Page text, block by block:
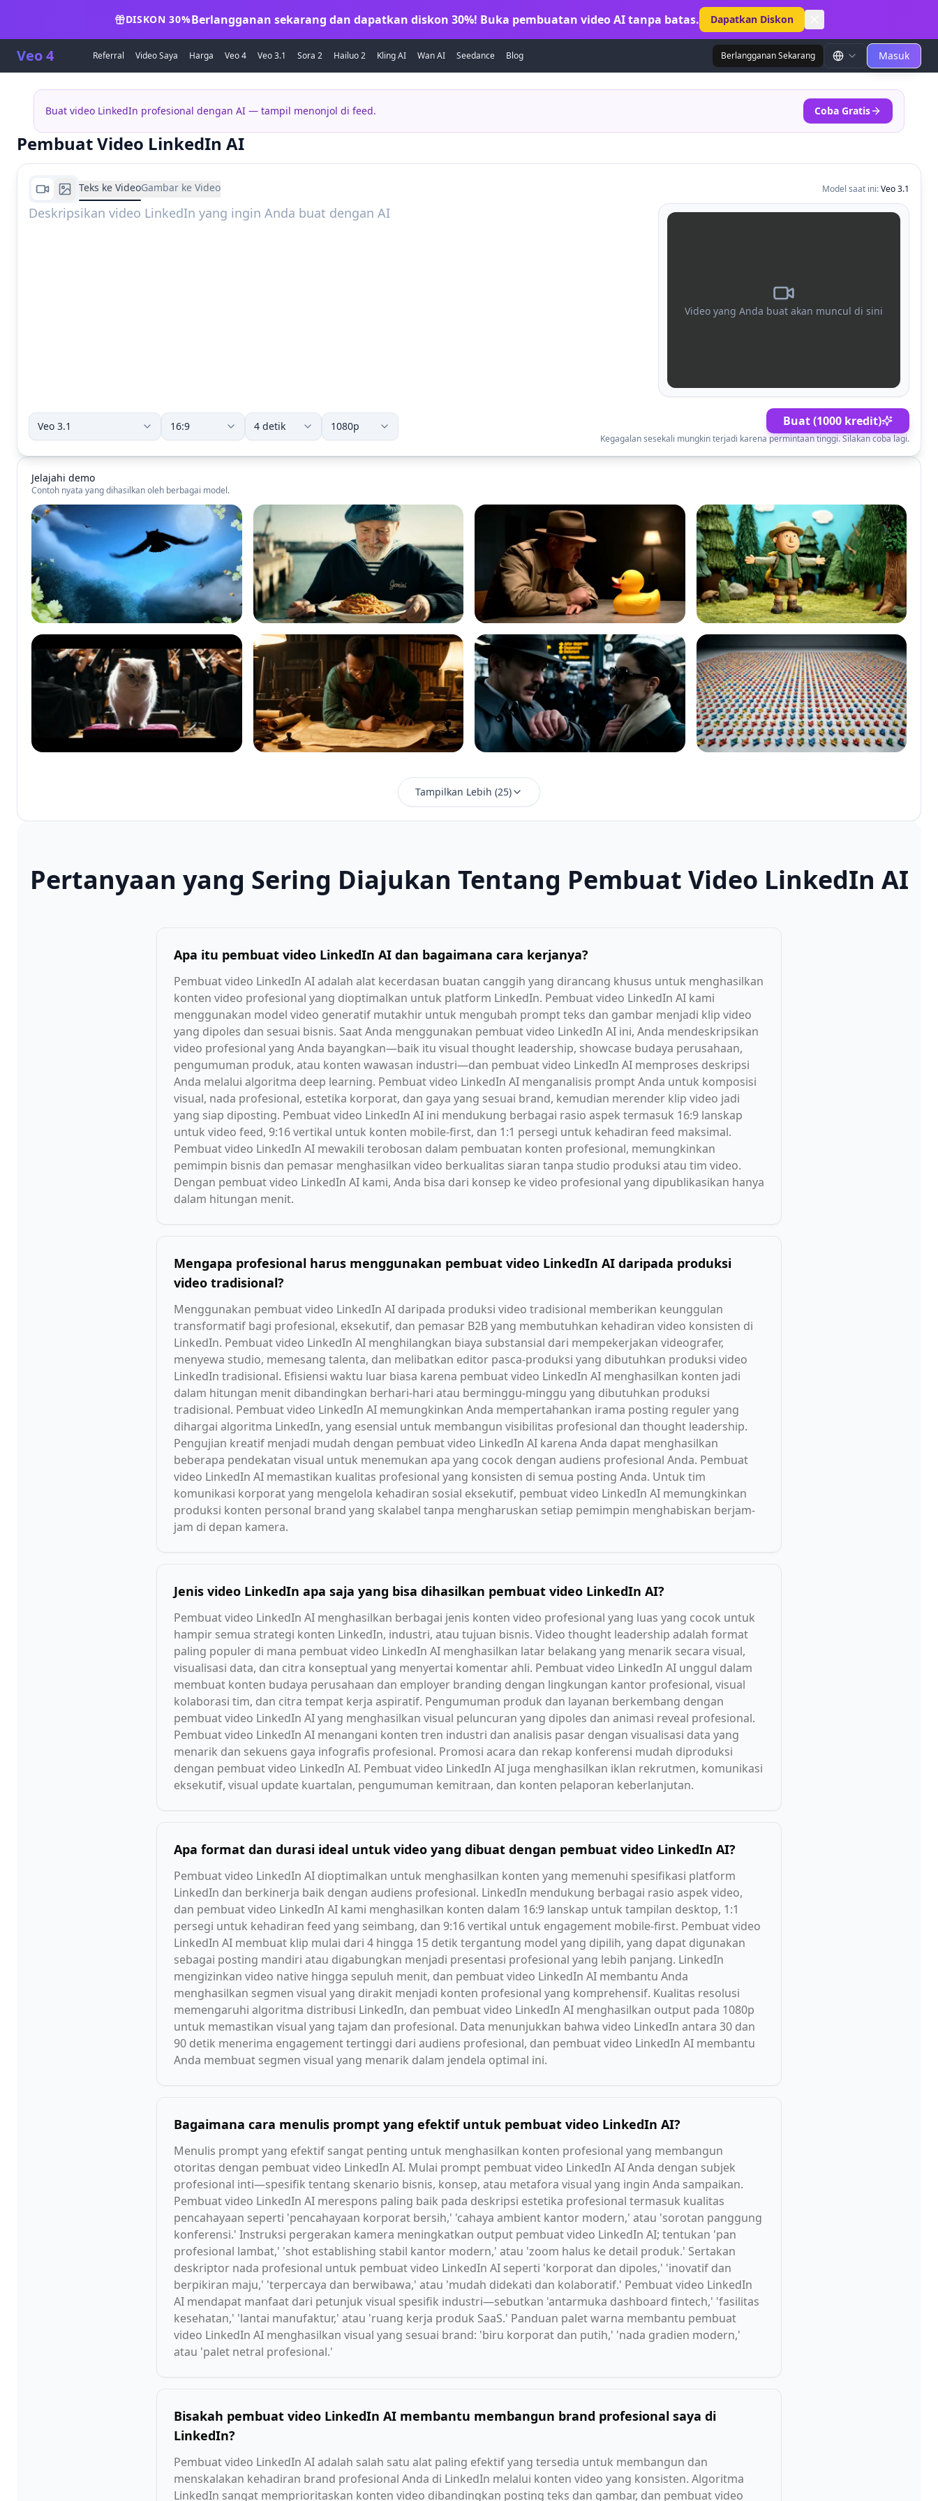
DISKON 30%Berlangganan sekarang dan dapatkan diskon 30%! Buka pembuatan video AI tanpa batas. Dapatkan Diskon
Veo 4 Referral Video Saya Harga Veo 4 Veo 3.1 Sora 2 Hailuo 2 Kling AI Wan AI Seedance Blog Berlangganan Sekarang Masuk
Buat video LinkedIn profesional dengan AI — tampil menonjol di feed. Coba Gratis
Pembuat Video LinkedIn AI
Teks ke VideoGambar ke Video Model saat ini:Veo 3.1
Video yang Anda buat akan muncul di sini
Buat (1000 kredit)
Kegagalan sesekali mungkin terjadi karena permintaan tinggi. Silakan coba lagi.
Jelajahi demo
Contoh nyata yang dihasilkan oleh berbagai model.
Tampilkan Lebih (25)
Pertanyaan yang Sering Diajukan Tentang Pembuat Video LinkedIn AI
Apa itu pembuat video LinkedIn AI dan bagaimana cara kerjanya?
Pembuat video LinkedIn AI adalah alat kecerdasan buatan canggih yang dirancang khusus untuk menghasilkan
konten video profesional yang dioptimalkan untuk platform LinkedIn. Pembuat video LinkedIn AI kami
menggunakan model video generatif mutakhir untuk mengubah prompt teks dan gambar menjadi klip video
yang dipoles dan sesuai bisnis. Saat Anda menggunakan pembuat video LinkedIn AI ini, Anda mendeskripsikan
video profesional yang Anda bayangkan—baik itu visual thought leadership, showcase budaya perusahaan,
pengumuman produk, atau konten wawasan industri—dan pembuat video LinkedIn AI memproses deskripsi
Anda melalui algoritma deep learning. Pembuat video LinkedIn AI menganalisis prompt Anda untuk komposisi
visual, nada profesional, estetika korporat, dan gaya yang sesuai brand, kemudian merender klip video jadi
yang siap diposting. Pembuat video LinkedIn AI ini mendukung berbagai rasio aspek termasuk 16:9 lanskap
untuk video feed, 9:16 vertikal untuk konten mobile-first, dan 1:1 persegi untuk kehadiran feed maksimal.
Pembuat video LinkedIn AI mewakili terobosan dalam pembuatan konten profesional, memungkinkan
pemimpin bisnis dan pemasar menghasilkan video berkualitas siaran tanpa studio produksi atau tim video.
Dengan pembuat video LinkedIn AI kami, Anda bisa dari konsep ke video profesional yang dipublikasikan hanya
dalam hitungan menit.
Mengapa profesional harus menggunakan pembuat video LinkedIn AI daripada produksi
video tradisional?
Menggunakan pembuat video LinkedIn AI daripada produksi video tradisional memberikan keunggulan
transformatif bagi profesional, eksekutif, dan pemasar B2B yang membutuhkan kehadiran video konsisten di
LinkedIn. Pembuat video LinkedIn AI menghilangkan biaya substansial dari mempekerjakan videografer,
menyewa studio, memesang talenta, dan melibatkan editor pasca-produksi yang dibutuhkan produksi video
LinkedIn tradisional. Efisiensi waktu luar biasa karena pembuat video LinkedIn AI menghasilkan konten jadi
dalam hitungan menit dibandingkan berhari-hari atau berminggu-minggu yang dibutuhkan produksi
tradisional. Pembuat video LinkedIn AI memungkinkan Anda mempertahankan irama posting reguler yang
dihargai algoritma LinkedIn, yang esensial untuk membangun visibilitas profesional dan thought leadership.
Pengujian kreatif menjadi mudah dengan pembuat video LinkedIn AI karena Anda dapat menghasilkan
beberapa pendekatan visual untuk menemukan apa yang cocok dengan audiens profesional Anda. Pembuat
video LinkedIn AI memastikan kualitas profesional yang konsisten di semua posting Anda. Untuk tim
komunikasi korporat yang mengelola kehadiran sosial eksekutif, pembuat video LinkedIn AI memungkinkan
produksi konten personal brand yang skalabel tanpa mengharuskan setiap pemimpin menghabiskan berjam-
jam di depan kamera.
Jenis video LinkedIn apa saja yang bisa dihasilkan pembuat video LinkedIn AI?
Pembuat video LinkedIn AI menghasilkan berbagai jenis konten video profesional yang luas yang cocok untuk
hampir semua strategi konten LinkedIn, industri, atau tujuan bisnis. Video thought leadership adalah format
paling populer di mana pembuat video LinkedIn AI menghasilkan latar belakang yang menarik secara visual,
visualisasi data, dan citra konseptual yang menyertai komentar ahli. Pembuat video LinkedIn AI unggul dalam
membuat konten budaya perusahaan dan employer branding dengan lingkungan kantor profesional, visual
kolaborasi tim, dan citra tempat kerja aspiratif. Pengumuman produk dan layanan berkembang dengan
pembuat video LinkedIn AI yang menghasilkan visual peluncuran yang dipoles dan animasi reveal profesional.
Pembuat video LinkedIn AI menangani konten tren industri dan analisis pasar dengan visualisasi data yang
menarik dan sekuens gaya infografis profesional. Promosi acara dan rekap konferensi mudah diproduksi
dengan pembuat video LinkedIn AI. Pembuat video LinkedIn AI juga menghasilkan iklan rekrutmen, komunikasi
eksekutif, visual update kuartalan, pengumuman kemitraan, dan konten pelaporan keberlanjutan.
Apa format dan durasi ideal untuk video yang dibuat dengan pembuat video LinkedIn AI?
Pembuat video LinkedIn AI dioptimalkan untuk menghasilkan konten yang memenuhi spesifikasi platform
LinkedIn dan berkinerja baik dengan audiens profesional. LinkedIn mendukung berbagai rasio aspek video,
dan pembuat video LinkedIn AI kami menghasilkan konten dalam 16:9 lanskap untuk tampilan desktop, 1:1
persegi untuk kehadiran feed yang seimbang, dan 9:16 vertikal untuk engagement mobile-first. Pembuat video
LinkedIn AI membuat klip mulai dari 4 hingga 15 detik tergantung model yang dipilih, yang dapat digunakan
sebagai posting mandiri atau digabungkan menjadi presentasi profesional yang lebih panjang. LinkedIn
mengizinkan video native hingga sepuluh menit, dan pembuat video LinkedIn AI membantu Anda
menghasilkan segmen visual yang dirakit menjadi konten profesional yang komprehensif. Kualitas resolusi
memengaruhi algoritma distribusi LinkedIn, dan pembuat video LinkedIn AI menghasilkan output pada 1080p
untuk memastikan visual yang tajam dan profesional. Data menunjukkan bahwa video LinkedIn antara 30 dan
90 detik menerima engagement tertinggi dari audiens profesional, dan pembuat video LinkedIn AI membantu
Anda membuat segmen visual yang menarik dalam jendela optimal ini.
Bagaimana cara menulis prompt yang efektif untuk pembuat video LinkedIn AI?
Menulis prompt yang efektif sangat penting untuk menghasilkan konten profesional yang membangun
otoritas dengan pembuat video LinkedIn AI. Mulai prompt pembuat video LinkedIn AI Anda dengan subjek
profesional inti—spesifik tentang skenario bisnis, konsep, atau metafora visual yang ingin Anda sampaikan.
Pembuat video LinkedIn AI merespons paling baik pada deskripsi estetika profesional termasuk kualitas
pencahayaan seperti 'pencahayaan korporat bersih,' 'cahaya ambient kantor modern,' atau 'sorotan panggung
konferensi.' Instruksi pergerakan kamera meningkatkan output pembuat video LinkedIn AI; tentukan 'pan
profesional lambat,' 'shot establishing stabil kantor modern,' atau 'zoom halus ke detail produk.' Sertakan
deskriptor nada profesional untuk pembuat video LinkedIn AI seperti 'korporat dan dipoles,' 'inovatif dan
berpikiran maju,' 'terpercaya dan berwibawa,' atau 'mudah didekati dan kolaboratif.' Pembuat video LinkedIn
AI mendapat manfaat dari petunjuk visual spesifik industri—sebutkan 'antarmuka dashboard fintech,' 'fasilitas
kesehatan,' 'lantai manufaktur,' atau 'ruang kerja produk SaaS.' Panduan palet warna membantu pembuat
video LinkedIn AI menghasilkan visual yang sesuai brand: 'biru korporat dan putih,' 'nada gradien modern,'
atau 'palet netral profesional.'
Bisakah pembuat video LinkedIn AI membantu membangun brand profesional saya di
LinkedIn?
Pembuat video LinkedIn AI adalah salah satu alat paling efektif yang tersedia untuk membangun dan
menskalakan kehadiran brand profesional Anda di LinkedIn melalui konten video yang konsisten. Algoritma
LinkedIn sangat memprioritaskan konten video dibandingkan posting teks dan gambar, dan pembuat video